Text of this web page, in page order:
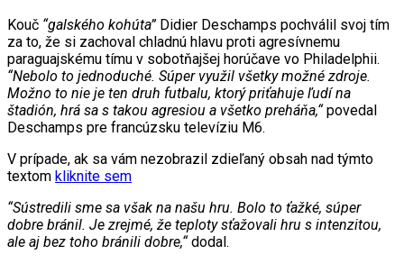
Kouč “galského kohúta”Didier Deschamps pochválil svoj tím
za to, že si zachoval chladnú hlavu proti agresívnemu
paraguajskému tímu v sobotňajšej horúčave vo Philadelphii.
“Nebolo to jednoduché. Súper využil všetky možné zdroje.
Možno to nie je ten druh futbalu, ktorý priťahuje ľudí na
štadión, hrá sa s takou agresiou a všetko preháňa,“ povedal
Deschamps pre francúzsku televíziu M6.
V prípade, ak sa vám nezobrazil zdieľaný obsah nad týmto
textom kliknite sem
“Sústredili sme sa však na našu hru. Bolo to ťažké, súper
dobre bránil. Je zrejmé, že teploty sťažovali hru s intenzitou,
ale aj bez toho bránili dobre,“ dodal.